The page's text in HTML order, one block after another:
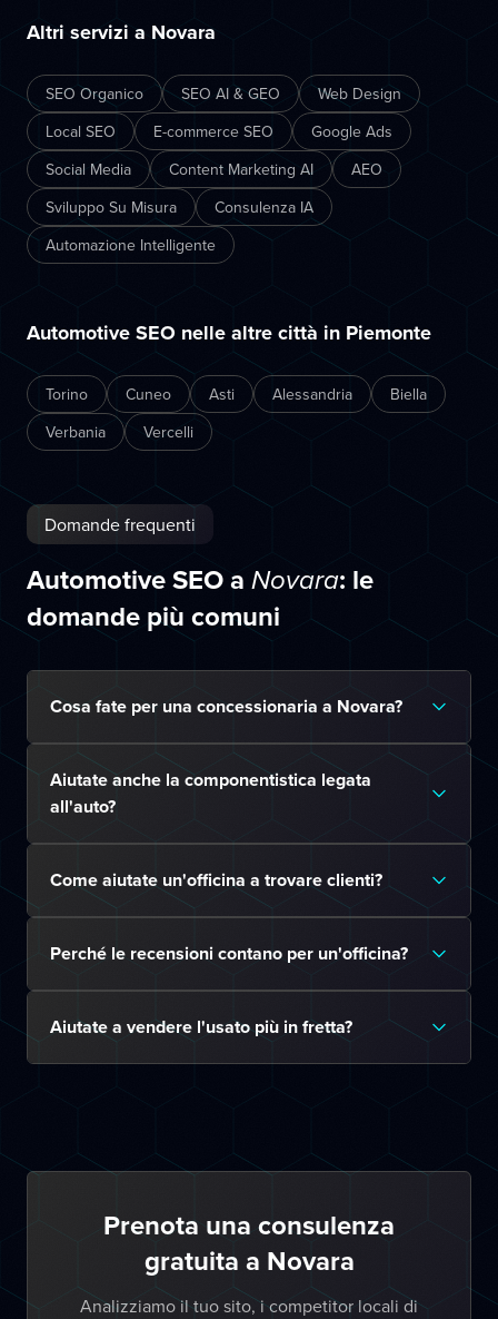
Altri servizi a Novara
SEO Organico SEO AI & GEO
Web Design
Local SEO
E-commerce SEO
Google Ads
Social Media
Content Marketing AI
AEO
Sviluppo Su Misura
Consulenza IA
Automazione Intelligente
Automotive SEO nelle altre città in Piemonte
Torino Cuneo Asti Alessandria
Biella
Verbania
Vercelli
Domande frequenti
Automotive SEO a Novara: le
domande più comuni
Cosa fate per una concessionaria a Novara?
Aiutate anche la componentistica legata
all'auto?
Come aiutate un'officina a trovare clienti?
Perché le recensioni contano per un'officina?
Aiutate a vendere l'usato più in fretta?
Prenota una consulenza
gratuita a Novara
Analizziamo il tuo sito, i competitor locali di